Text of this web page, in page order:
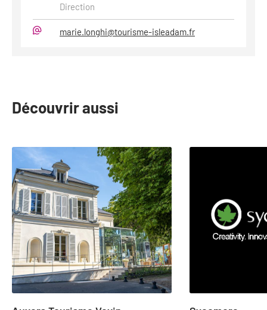
Direction
marie.longhi@tourisme-isleadam.fr
Découvrir aussi
to
2
of
23